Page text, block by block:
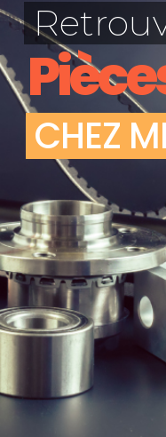
Garniture
Flexible de frein
Huile de frein
Mâchoires de
Jeu de
Silencieux arrière
Silencieux central
Butée élastique de silencieux
Raccord de tuyau d’échappement
CHEZ MI